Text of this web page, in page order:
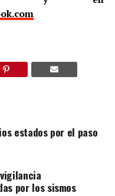
estados por el paso
por los sismos